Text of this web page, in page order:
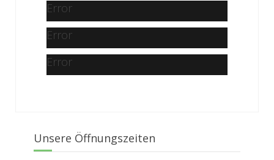
Error
Error
Error
Unsere Öffnungszeiten